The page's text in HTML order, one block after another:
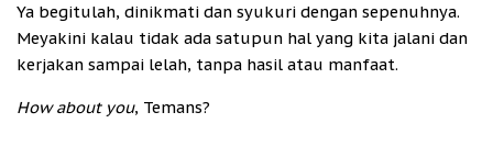
Ya begitulah, dinikmati dan syukuri dengan sepenuhnya.
Meyakini kalau tidak ada satupun hal yang kita jalani dan
kerjakan sampai lelah, tanpa hasil atau manfaat.
How about you, Temans?